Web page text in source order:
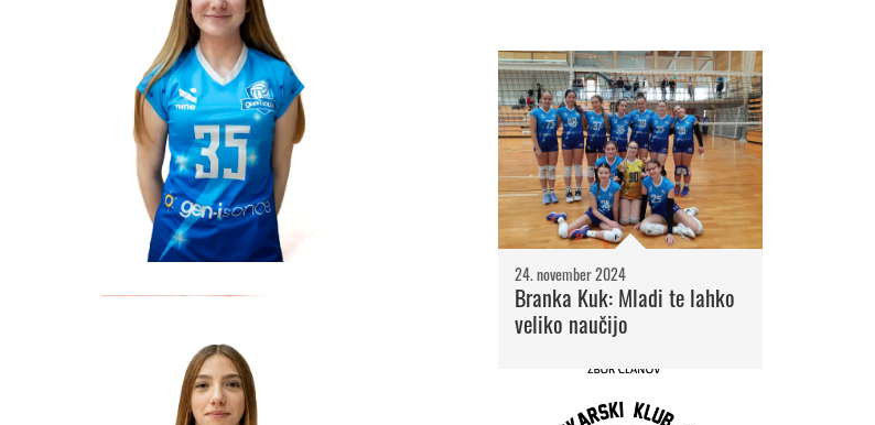
24. november 2024
Branka Kuk: Mladi te lahko
veliko naučijo